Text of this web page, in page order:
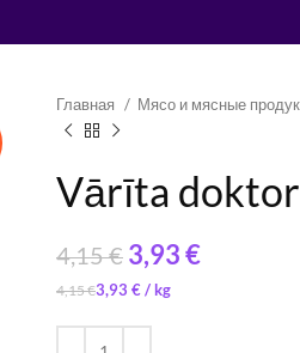
Главная Мясо и мясные
Vārīta
4,15€ 3,93€
4,15€3,93 €/